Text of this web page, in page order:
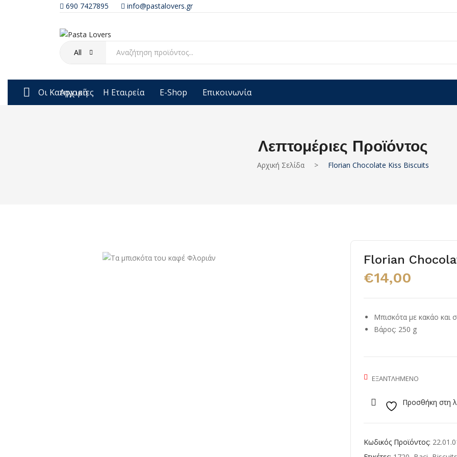
690 7427895 info@pastalovers.gr
All
Οι Κατηγορίες
Αρχική Η Εταιρεία E-Shop Επικοινωνία
Λεπτομέριες Προϊόντος
Αρχική Σελίδα > Florian Chocolate Kiss Biscuits
Florian
€14,00
Μπισκότα με κακάο και
Βάρος: 250 g
ΕΞΑΝΤΛΗΜΈΝΟ
Προσθήκη στη
Κωδικός Προϊόντος: